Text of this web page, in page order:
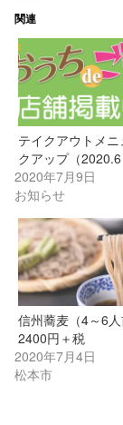
関連
テイクアウトメニ
クアップ（2020.6
2020年7月9日
お知らせ
信州蕎麦（4～6人
2400円＋税
2020年7月4日
松本市